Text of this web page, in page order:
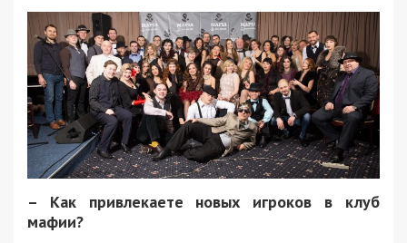
– Как привлекаете новых игроков в клуб
мафии?